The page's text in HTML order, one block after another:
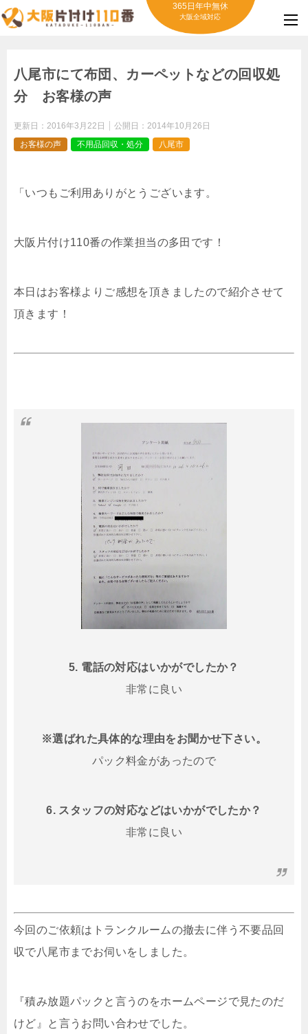
365日年中無休
大阪全域対応
八尾市にて布団、カーペットなどの回収処
分 お客様の声
更新日： 2016年3月22日 公開日： 2014年10月26日
お客様の声
不用品回収・処分 八尾市
「いつもご利用ありがとうございます。
大阪片付け110番の作業担当の多田です！
本日はお客様よりご感想を頂きましたので紹介させて
頂きます！
5. 電話の対応はいかがでしたか？
非常に良い
※選ばれた具体的な理由をお聞かせ下さい。
パック料金があったので
6. スタッフの対応などはいかがでしたか？
非常に良い
今回のご依頼はトランクルームの撤去に伴う不要品回
収で八尾市までお伺いをしました。
『積み放題パックと言うのをホームページで見たのだ
けど』と言うお問い合わせでした。